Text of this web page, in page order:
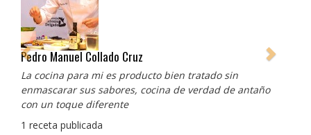
Pedro Manuel Collado Cruz
La cocina para mi es producto bien tratado sin
enmascarar sus sabores, cocina de verdad de antaño
con un toque diferente
1 receta publicada